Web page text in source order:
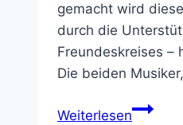
gemacht wird
durch die
Freundeskreises –
Die beiden
Weiterlesen